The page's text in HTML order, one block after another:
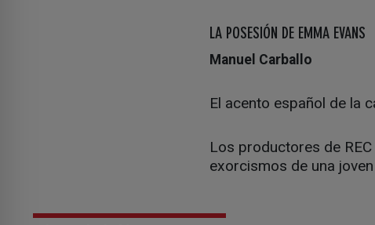
LA POSESIÓN DE EMMA EVANS
Manuel Carballo
El acento español de la
Los productores de
exorcismos de una